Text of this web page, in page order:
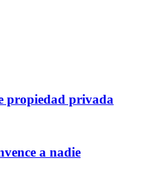
propiedad privada
a nadie